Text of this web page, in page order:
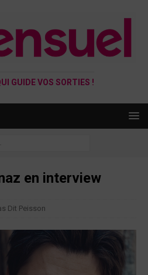
GUIDE VOS SORTIES !
en interview
Dit Peisson